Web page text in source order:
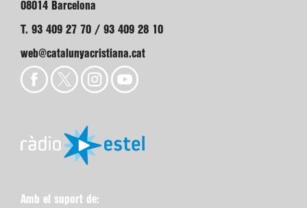
08014 Barcelona
T. 93 409 27 70 / 93 409 28 10
web@catalunyacristiana.cat
Amb el suport de: